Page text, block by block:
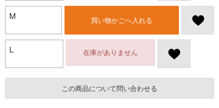
M 買い物かごへ入れる
L 在庫がありません
この商品について問い合わせる